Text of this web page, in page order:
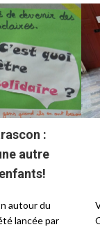
:
autre
autour du
lancée par